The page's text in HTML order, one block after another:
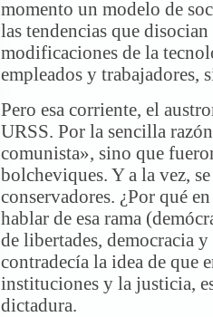
momento un modelo de
las tendencias que
modificaciones de la
empleados y trabajadores,
Pero esa corriente, el
URSS. Por la sencilla
comunista», sino que
bolcheviques. Y a la vez,
conservadores. ¿Por qué
hablar de esa rama
de libertades, democracia
contradecía la idea de que
instituciones y la justicia,
dictadura.